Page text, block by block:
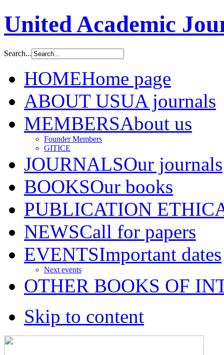
United Academic
Search...
HOMEHome page
ABOUT USUA journals
MEMBERSAbout us
Founder Members
GITICE
JOURNALSOur journals
BOOKSOur books
PUBLICATION ETHIC
NEWSCall for papers
EVENTSImportant dates
Next events
OTHER BOOKS OF
Skip to content